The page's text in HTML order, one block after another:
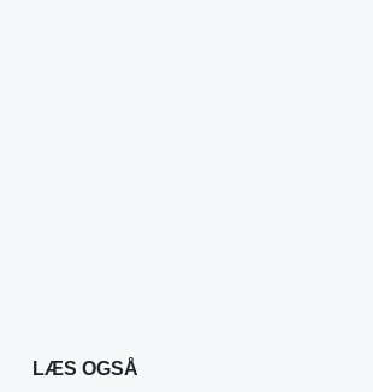
LÆS OGSÅ